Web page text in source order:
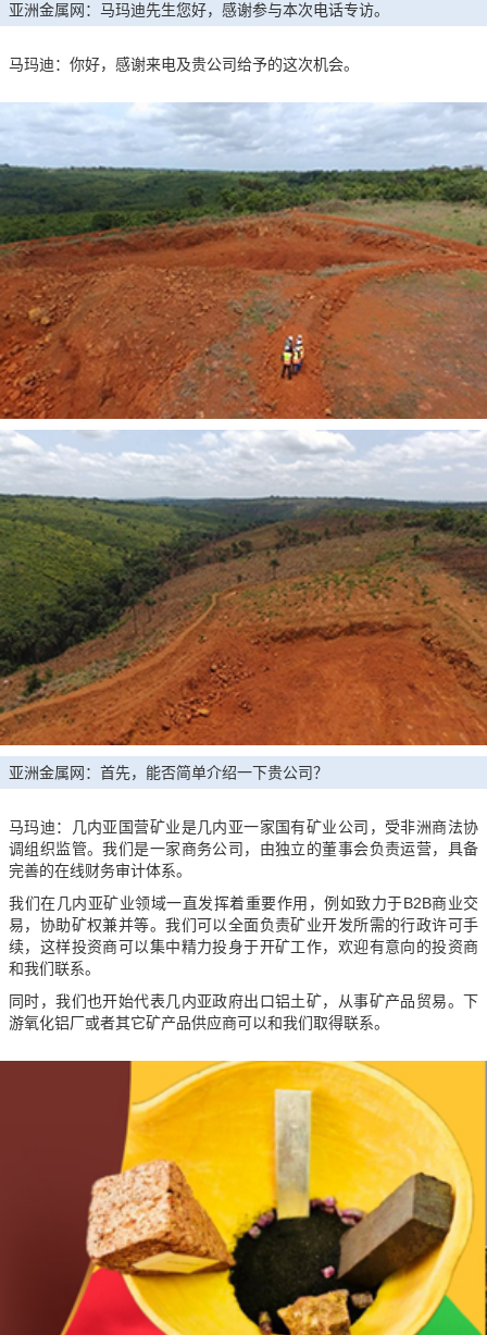
亚洲金属网：马玛迪先生您好，感谢参与本次电话专访。
马玛迪：你好，感谢来电及贵公司给予的这次机会。
亚洲金属网：首先，能否简单介绍一下贵公司？
马玛迪：几内亚国营矿业是几内亚一家国有矿业公司，受非洲商法协
调组织监管。我们是一家商务公司，由独立的董事会负责运营，具备
完善的在线财务审计体系。
我们在几内亚矿业领域一直发挥着重要作用，例如致力于B2B商业交
易，协助矿权兼并等。我们可以全面负责矿业开发所需的行政许可手
续，这样投资商可以集中精力投身于开矿工作，欢迎有意向的投资商
和我们联系。
同时，我们也开始代表几内亚政府出口铝土矿，从事矿产品贸易。下
游氧化铝厂或者其它矿产品供应商可以和我们取得联系。